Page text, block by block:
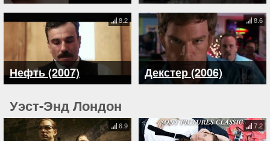
Нефть (2007)
8.2
Декстер (2006)
8.6
Уэст-Энд Лондон
6.9 7.2